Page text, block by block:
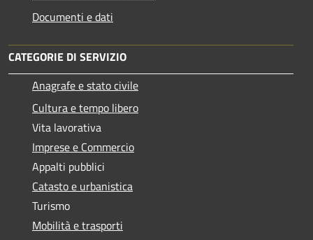
Documenti e dati
CATEGORIE DI SERVIZIO
Anagrafe e stato civile
Cultura e tempo libero
Vita lavorativa
Imprese e Commercio
Appalti pubblici
Catasto e urbanistica
Turismo
Mobilità e trasporti